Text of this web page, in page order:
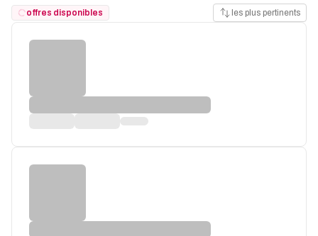
offres disponibles les plus pertinents